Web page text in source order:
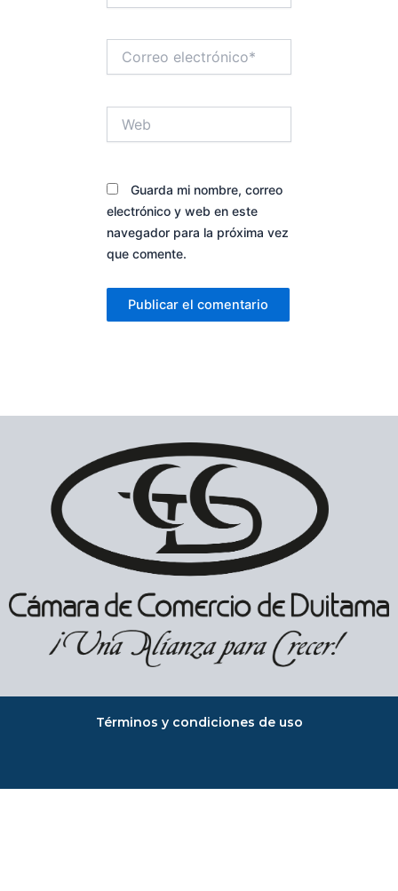
electrónico*
Guarda mi nombre, correo
electrónico y web en este
navegador para la próxima vez
que comente.
Términos y condiciones de uso